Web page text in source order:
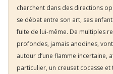
cherchent dans des directions
se débat entre son art, ses
fuite de lui-même. De multiples
profondes, jamais anodines,
autour d’une flamme incertaine,
particulier, un creuset cocasse